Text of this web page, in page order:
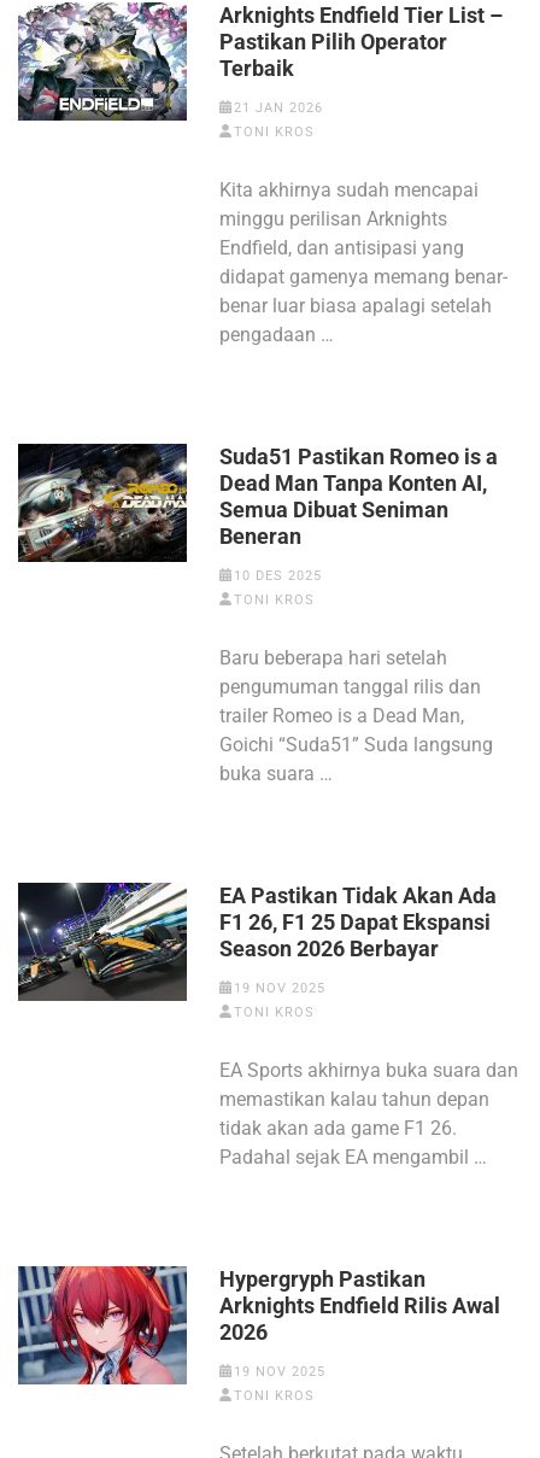
Arknights Endfield Tier List –
Pastikan Pilih Operator
Terbaik
21 JAN 2026
TONI KROS
Kita akhirnya sudah mencapai
minggu perilisan Arknights
Endfield, dan antisipasi yang
didapat gamenya memang benar-
benar luar biasa apalagi setelah
pengadaan …
Suda51 Pastikan Romeo is a
Dead Man Tanpa Konten AI,
Semua Dibuat Seniman
Beneran
10 DES 2025
TONI KROS
Baru beberapa hari setelah
pengumuman tanggal rilis dan
trailer Romeo is a Dead Man,
Goichi “Suda51” Suda langsung
buka suara …
EA Pastikan Tidak Akan Ada
F1 26, F1 25 Dapat Ekspansi
Season 2026 Berbayar
19 NOV 2025
TONI KROS
EA Sports akhirnya buka suara dan
memastikan kalau tahun depan
tidak akan ada game F1 26.
Padahal sejak EA mengambil …
Hypergryph Pastikan
Arknights Endfield Rilis Awal
2026
19 NOV 2025
TONI KROS
Setelah berkutat pada waktu